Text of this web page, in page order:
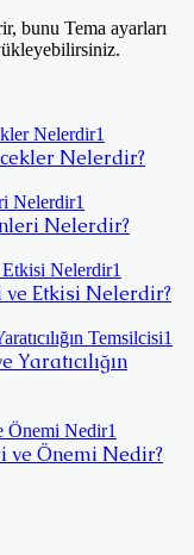
bunu Tema ayarları
Nelerdir?
Nelerdir?
ve Etkisi Nelerdir?
ve Önemi Nedir?